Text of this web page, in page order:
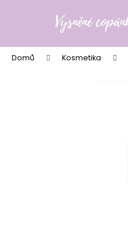
Domů Kosmetika
í
Zpět
do
obchodu
Zpět
do
obchodu